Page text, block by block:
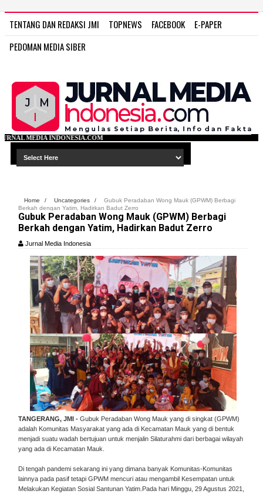
TENTANG DAN REDAKSI JMI TOPNEWS FACEBOOK
E-PAPER
PEDOMAN MEDIA SIBER
Home / Uncategories /
Gubuk Peradaban Wong Mauk (GPWM) Berbagi
Berkah dengan Yatim, Hadirkan Badut Zerro
Gubuk Peradaban Wong Mauk (GPWM) Berbagi
Berkah dengan Yatim, Hadirkan Badut Zerro
Jurnal Media Indonesia
TANGERANG, JMI - Gubuk Peradaban Wong Mauk yang di singkat (GPWM)
adalah Komunitas Masyarakat yang ada di Kecamatan Mauk yang di bentuk
menjadi suatu wadah bertujuan untuk menjalin Silaturahmi dari berbagai wilayah
yang ada di Kecamatan Mauk.
Di tengah pandemi sekarang ini yang dimana banyak Komunitas-Komunitas
lainnya pada pasif tetapi GPWM mencuri atau mengambil Kesempatan untuk
Melakukan Kegiatan Sosial Santunan Yatim.Pada hari Minggu, 29 Agustus 2021,